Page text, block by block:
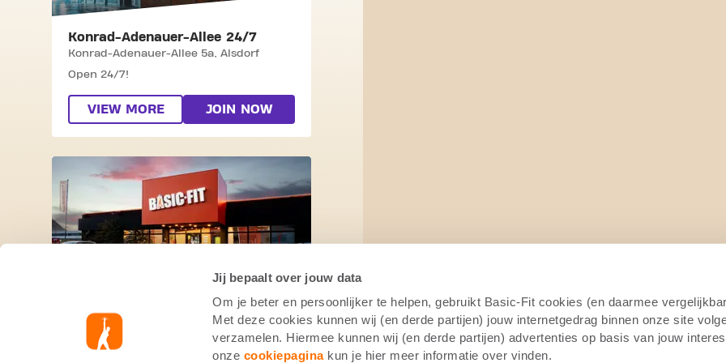
Jij bepaalt over jouw data
Om je beter en persoonlijker te helpen, gebruikt Basic-Fit cookies (en daarmee
Met deze cookies kunnen wij (en derde partijen) jouw internetgedrag binnen onze site
verzamelen. Hiermee kunnen wij (en derde partijen) advertenties op basis van jouw
onze cookiepaginakun je hier meer informatie over vinden.
Konrad-Adenauer-Allee 24/7
Konrad-Adenauer-Allee 5a, Alsdorf
Open 24/7!
VIEW MORE JOIN NOW
SKIP CLUB SCHWABENHEIMER WEG 24/7
Schwabenheimer Weg 24/7
Schwabenheimer Weg 103,Bad
Kreuznach